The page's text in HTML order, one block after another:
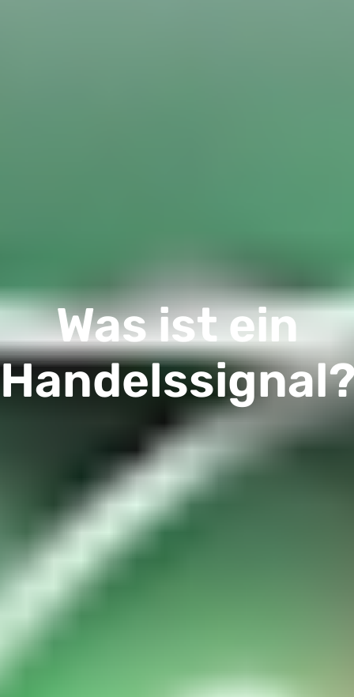
Was ist ein